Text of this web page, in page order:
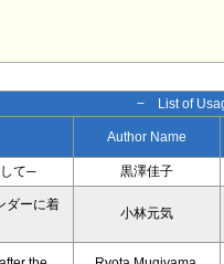
− List of
Author Name
て─ 黒澤佳子
ダーに着
小林元気